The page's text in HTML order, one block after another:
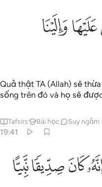
٤٠
٤٠
ﱓﱔ
Quả thật TA (Allah) sẽ
sống trên đó và họ sẽ
Tafsirs Bài học Suy ngẫm
19:41
٤١
نَّبِيًّا ٤١
ﱝﱞﱟ